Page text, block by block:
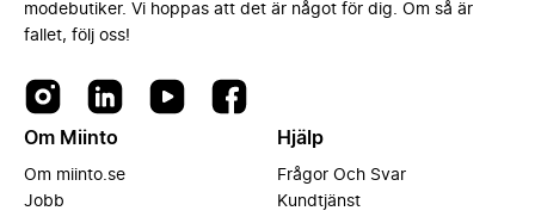
modebutiker. Vi hoppas att det är något för dig. Om så är
fallet, följ oss!
Om Miinto
Om miinto.se
Jobb
Hjälp
Frågor Och Svar
Kundtjänst